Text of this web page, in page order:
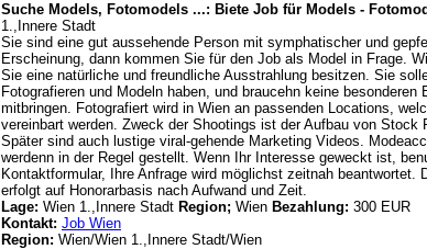
Suche Models, Fotomodels ...: Biete Job für Models -
1.,Innere Stadt
Sie sind eine gut aussehende Person mit symphatischer und
Erscheinung, dann kommen Sie für den Job als Model in Frage.
Sie eine natürliche und freundliche Ausstrahlung besitzen. Sie
Fotografieren und Modeln haben, und braucehn keine besonderen
mitbringen. Fotografiert wird in Wien an passenden Locations,
vereinbart werden. Zweck der Shootings ist der Aufbau von Stock
Später sind auch lustige viral-gehende Marketing Videos.
werdenn in der Regel gestellt. Wenn Ihr Interesse geweckt ist,
Kontaktformular, Ihre Anfrage wird möglichst zeitnah beantwortet.
erfolgt auf Honorarbasis nach Aufwand und Zeit.
Lage: Wien 1.,Innere Stadt Region; Wien Bezahlung: 300 EUR
Kontakt: Job Wien
Region: Wien/Wien 1.,Innere Stadt/Wien